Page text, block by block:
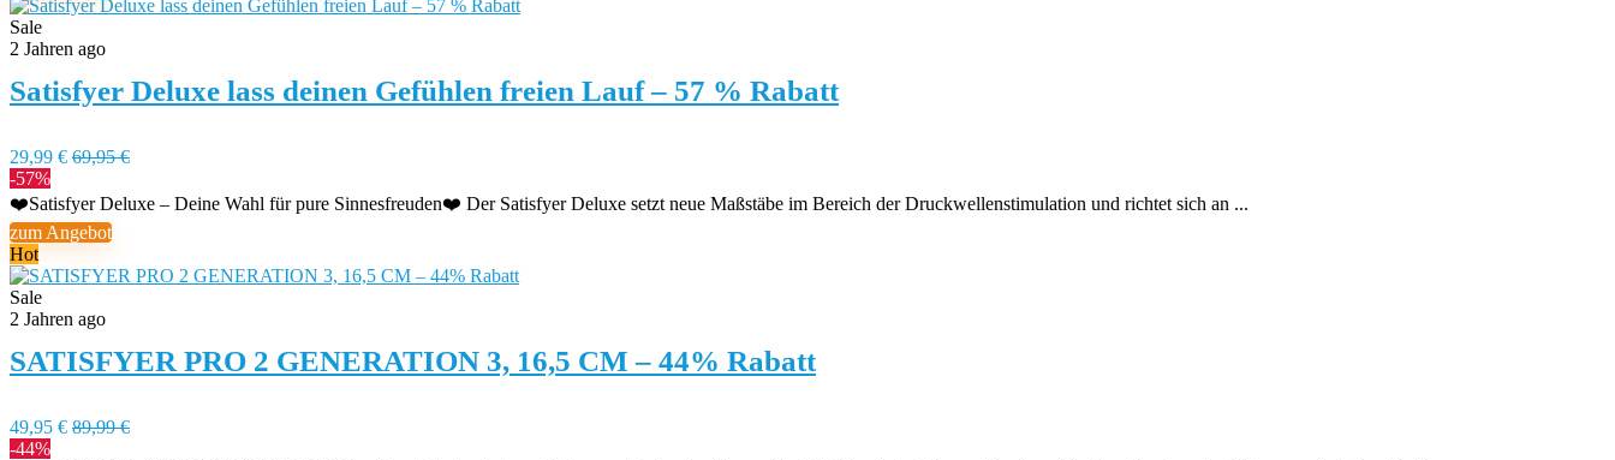
Sale
2 Jahren ago
Satisfyer Deluxe lass deinen Gefühlen freien Lauf – 57 % Rabatt
29,99 € 69,95 €
-57%
❤️Satisfyer Deluxe – Deine Wahl für pure Sinnesfreuden❤️ Der Satisfyer Deluxe setzt neue Maßstäbe im Bereich der Druckwellenstimulation und richtet sich an ...
zum Angebot
Hot
Sale
2 Jahren ago
SATISFYER PRO 2 GENERATION 3, 16,5 CM – 44% Rabatt
49,95 € 89,99 €
-44%